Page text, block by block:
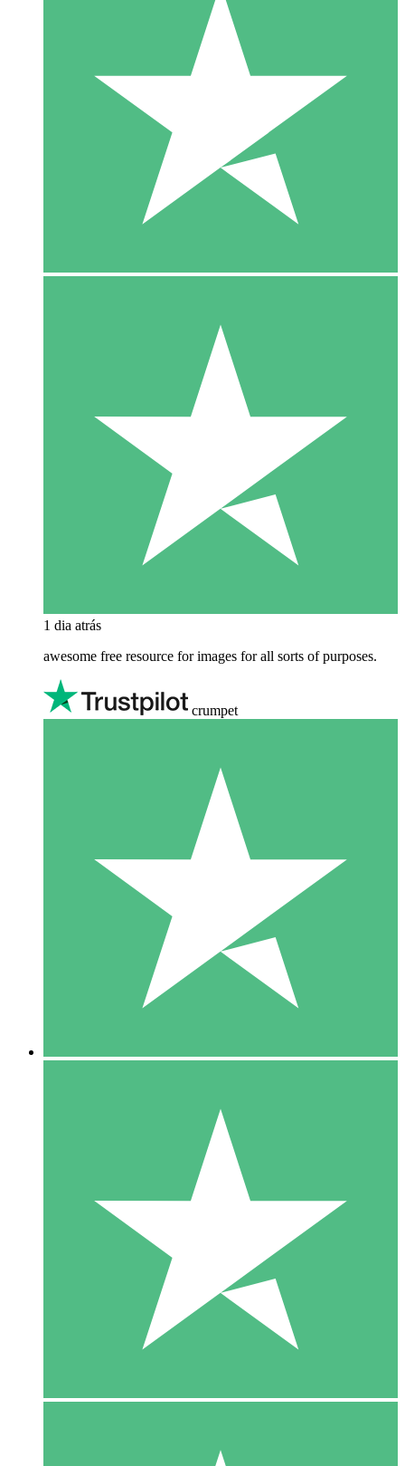
1 dia atrás
awesome free resource for images for all sorts of purposes.
crumpet